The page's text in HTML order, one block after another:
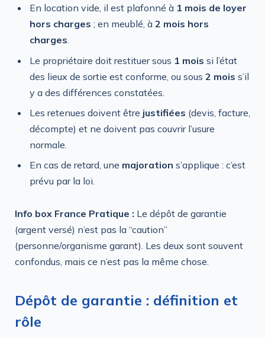
En location vide, il est plafonné à 1 mois de loyer
hors charges ; en meublé, à 2 mois hors
charges.
Le propriétaire doit restituer sous 1 mois si l’état
des lieux de sortie est conforme, ou sous 2 mois s’il
y a des différences constatées.
Les retenues doivent être justifiées (devis, facture,
décompte) et ne doivent pas couvrir l’usure
normale.
En cas de retard, une majoration s’applique : c’est
prévu par la loi.
Info box France Pratique : Le dépôt de garantie
(argent versé) n’est pas la “caution”
(personne/organisme garant). Les deux sont souvent
confondus, mais ce n’est pas la même chose.
Dépôt de garantie : définition et
rôle